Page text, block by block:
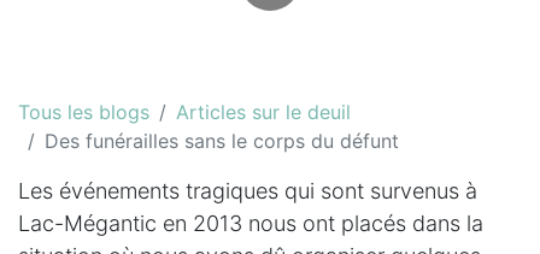
Tous les blogs
Articles sur le deuil
Des funérailles sans le corps du défunt
Les événements tragiques qui sont survenus à
Lac-Mégantic en 2013 nous ont placés dans la